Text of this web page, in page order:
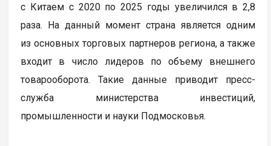
с Китаем с 2020 по 2025 годы увеличился в 2,8
раза. На данный момент страна является одним
из основных торговых партнеров региона, а также
входит в число лидеров по объему внешнего
товарооборота. Такие данные приводит пресс-
служба министерства инвестиций,
промышленности и науки Подмосковья.